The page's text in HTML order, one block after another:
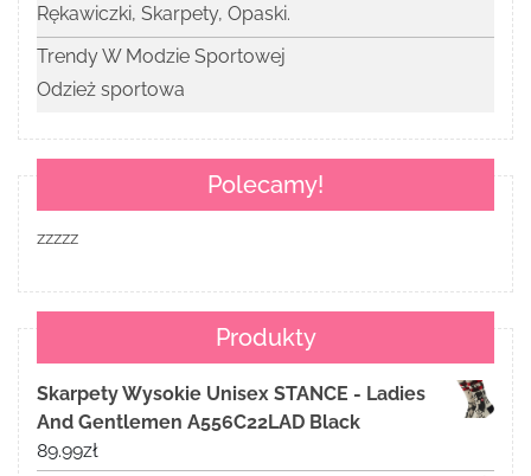
Rękawiczki, Skarpety, Opaski.
Trendy W Modzie Sportowej
Odzież sportowa
Polecamy!
zzzzz
Produkty
Skarpety Wysokie Unisex STANCE - Ladies
And Gentlemen A556C22LAD Black
89.99zł